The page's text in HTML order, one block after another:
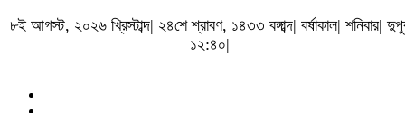
৮ই আগস্ট, ২০২৬ খ্রিস্টাব্দ| ২৪শে শ্রাবণ, ১৪৩৩ বঙ্গাব্দ| বর্ষাকাল| শনিবার|
১২:৪০|